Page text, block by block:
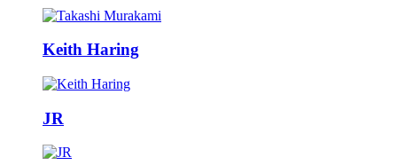
Keith Haring
JR